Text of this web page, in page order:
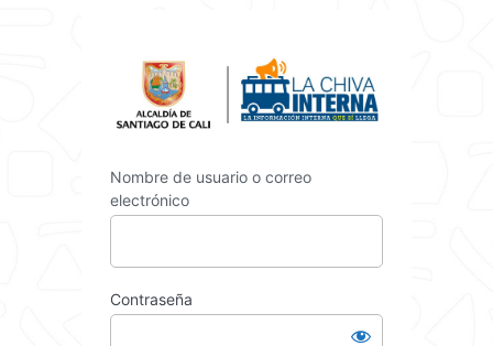
Nombre de usuario o correo
electrónico
Contraseña